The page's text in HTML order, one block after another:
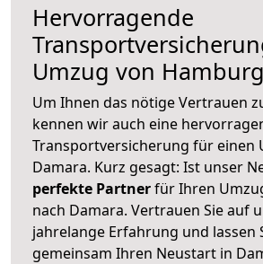
Hervorragende
Umzug von Hamburg
Um Ihnen das nötige Vertrauen
kennen wir auch eine
Transportversicherung für einen
Damara. Kurz gesagt: Ist unser
perfekte Partnerfür Ihren
nach Damara. Vertrauen Sie auf
jahrelange Erfahrung und lassen
gemeinsam Ihren Neustart in